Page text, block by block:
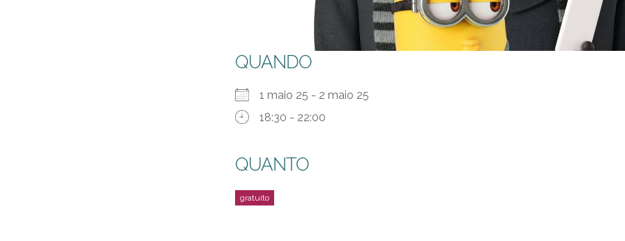
QUANDO
1 maio 25 - 2 maio 25
18:30 - 22:00
QUANTO